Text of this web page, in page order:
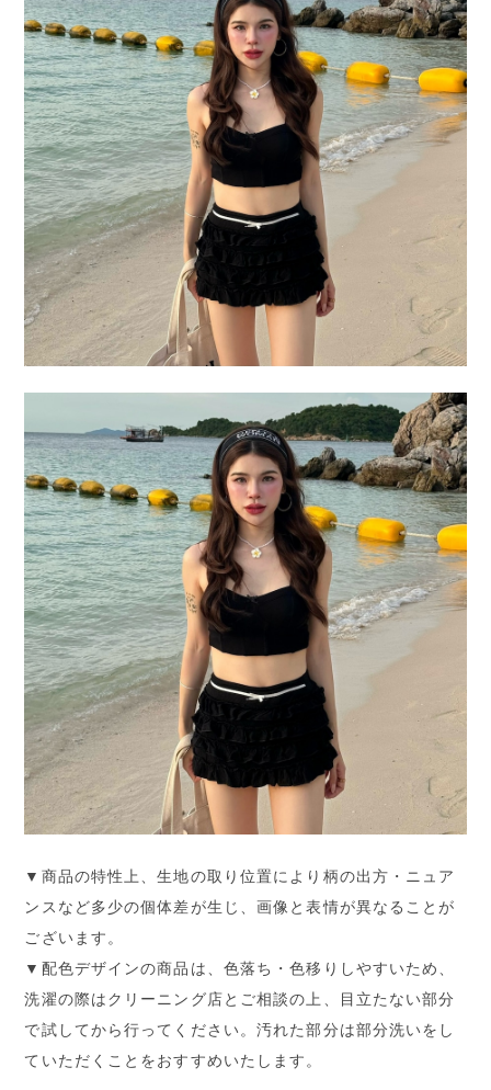
▼商品の特性上、生地の取り位置により柄の出方・ニュア
ンスなど多少の個体差が生じ、画像と表情が異なることが
ございます。
▼配色デザインの商品は、色落ち・色移りしやすいため、
洗濯の際はクリーニング店とご相談の上、目立たない部分
で試してから行ってください。汚れた部分は部分洗いをし
ていただくことをおすすめいたします。